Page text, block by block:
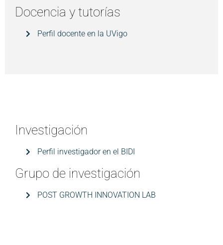
Docencia y tutorías
Perfil docente en la UVigo
Investigación
Perfil investigador en el BIDI
Grupo de investigación
POST GROWTH INNOVATION LAB